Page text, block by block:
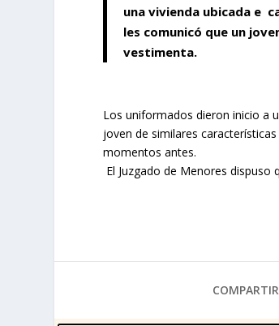
una vivienda ubicada e
les comunicó que un
vestimenta.
Los uniformados dieron inicio a
joven de similares
momentos antes.
El Juzgado de Menores